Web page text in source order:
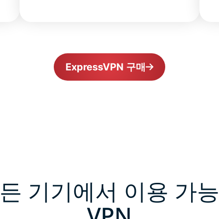
ExpressVPN 구매
기기에서 이용 가